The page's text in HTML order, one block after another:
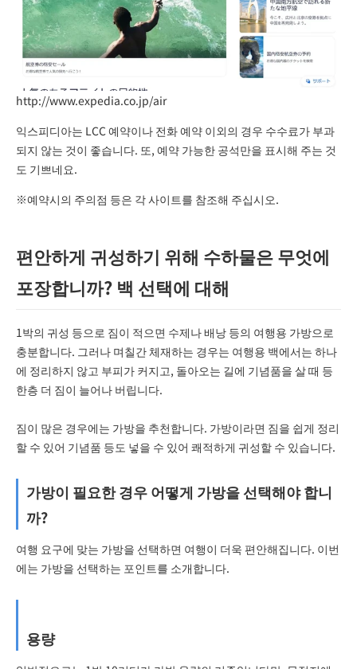
http://www.expedia.co.jp/air
익스피디아는 LCC 예약이나 전화 예약 이외의 경우 수수료가 부과
되지 않는 것이 좋습니다. 또, 예약 가능한 공석만을 표시해 주는 것
도 기쁘네요.
※예약시의 주의점 등은 각 사이트를 참조해 주십시오.
편안하게 귀성하기 위해 수하물은 무엇에
포장합니까? 백 선택에 대해
1박의 귀성 등으로 짐이 적으면 수제나 배낭 등의 여행용 가방으로
충분합니다. 그러나 며칠간 체재하는 경우는 여행용 백에서는 하나
에 정리하지 않고 부피가 커지고, 돌아오는 길에 기념품을 살 때 등
한층 더 짐이 늘어나 버립니다.
짐이 많은 경우에는 가방을 추천합니다. 가방이라면 짐을 쉽게 정리
할 수 있어 기념품 등도 넣을 수 있어 쾌적하게 귀성할 수 있습니다.
가방이 필요한 경우 어떻게 가방을 선택해야 합니
까?
여행 요구에 맞는 가방을 선택하면 여행이 더욱 편안해집니다. 이번
에는 가방을 선택하는 포인트를 소개합니다.
용량